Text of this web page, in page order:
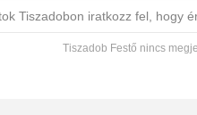
Tiszadobon iratkozz fel, hogy
Tiszadob Festő nincs